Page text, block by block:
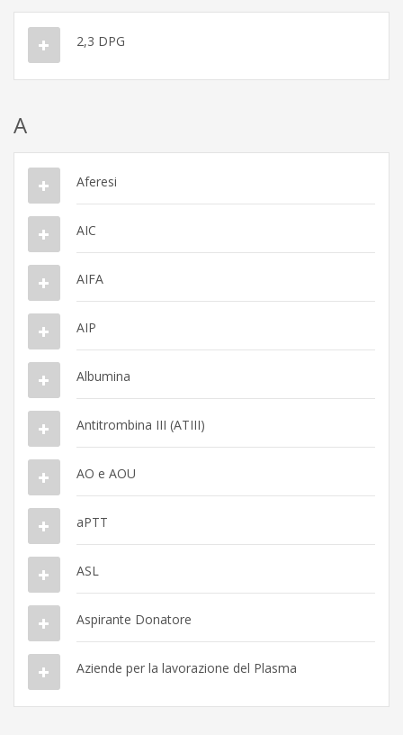
2,3 DPG
A
Aferesi
AIC
AIFA
AIP
Albumina
Antitrombina III (ATIII)
AO e AOU
aPTT
ASL
Aspirante Donatore
Aziende per la lavorazione del Plasma